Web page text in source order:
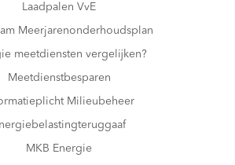
Laadpalen VvE
Meerjarenonderhoudsplan
meetdiensten vergelijken?
Meetdienstbesparen
Milieubeheer
MKB Energie